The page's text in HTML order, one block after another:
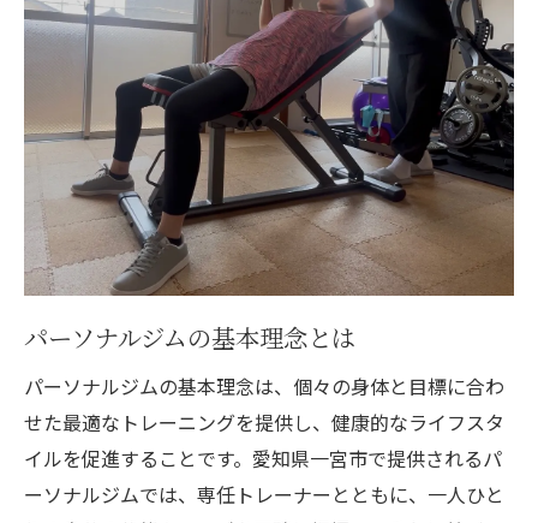
一宮市で人気のトレーニングメソッド
地元での成功事例を参考にする
短期間で健康的な体を手に入れるパーソナルジ
ムの魅力
短期間で成果を出す秘訣
効率的なトレーニングプランの魅力
パーソナルジムがもたらす効果
健康を取り戻すための環境
短期集中のメリットとは
パーソナルジムが支持される理由
専任トレーナーと共に健康的な未来を築く旅
トレーナー選びの重要性
専任トレーナーの役割と影響
パーソナルジムの基本理念とは
パーソナルジムの基本理念は、個々の身体と目標に合わ
せた最適なトレーニングを提供し、健康的なライフスタ
イルを促進することです。愛知県一宮市で提供されるパ
ーソナルジムでは、専任トレーナーとともに、一人ひと